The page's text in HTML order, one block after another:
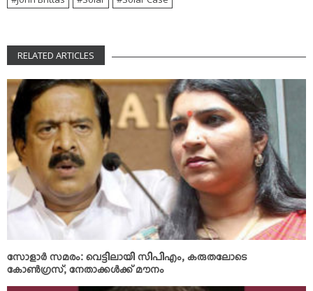
RELATED ARTICLES
സോളാര്‍ സമരം: വെട്ടിലായി സിപിഎം, കരുതലോടെ
കോണ്‍ഗ്രസ്; നേതാക്കള്‍ക്ക് മൗനം